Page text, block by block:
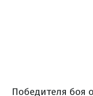
Победителя боя